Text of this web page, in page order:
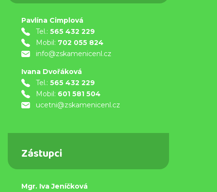
Pavlína Cimplová
Tel.: 565 432 229
Mobil: 702 055 824
info@zskamenicenl.cz
Ivana Dvořáková
Tel.: 565 432 229
Mobil: 601 581 504
ucetni@zskamenicenl.cz
Zástupci
Mgr. Iva Jeníčková